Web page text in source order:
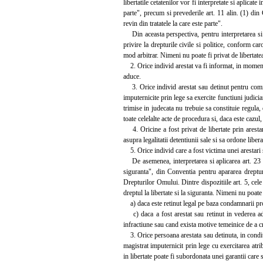
libertatile cetatenilor vor fi interpretate si aplicate
parte", precum si prevederile art. 11 alin. (1) din
revin din tratatele la care este parte".
Din aceasta perspectiva, pentru interpretarea
privire la drepturile civile si politice, conform
mod arbitrar. Nimeni nu poate fi privat de
2. Orice individ arestat va fi informat, in
aduce.
3. Orice individ arestat sau detinut pentru
imputernicite prin lege sa exercite functiuni
trimise in judecata nu trebuie sa constituie
toate celelalte acte de procedura si, daca este
4. Oricine a fost privat de libertate prin
asupra legalitatii detentiunii sale si sa ordone
5. Orice individ care a fost victima unei arestari
De asemenea, interpretarea si aplicarea art.
siguranta", din Conventia pentru apararea
Drepturilor Omului. Dintre dispozitiile art. 5, cele
dreptul la libertate si la siguranta. Nimeni nu
a) daca este retinut legal pe baza condamnarii
c) daca a fost arestat sau retinut in vederea
infractiune sau cand exista motive temeinice de a
3. Orice persoana arestata sau detinuta, in
magistrat imputernicit prin lege cu exercitarea
in libertate poate fi subordonata unei garantii care